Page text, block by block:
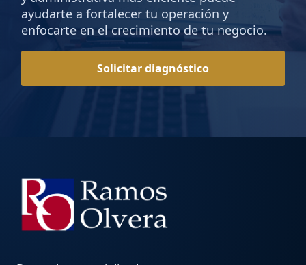
ayudarte a fortalecer tu operación y
enfocarte en el crecimiento de tu negocio.
Solicitar diagnóstico